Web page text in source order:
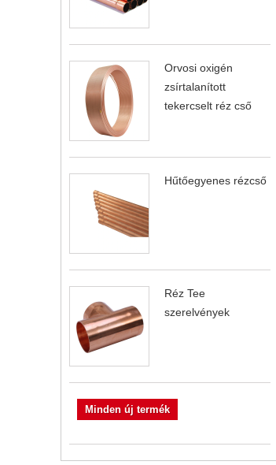
Orvosi oxigén
zsírtalanított
tekercselt réz cső
Hűtőegyenes rézcső
Réz Tee
szerelvények
Minden új termék